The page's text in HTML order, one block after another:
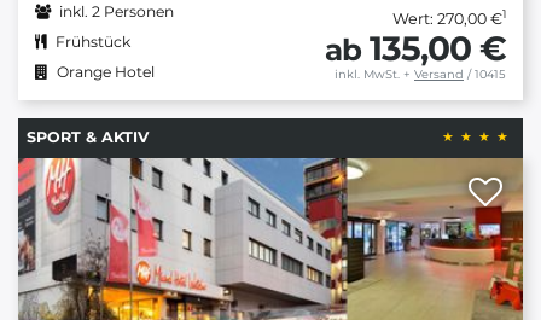
inkl. 2 Personen
Frühstück
Orange Hotel
Wert: 270,00 €1
ab 135,00 €
inkl. MwSt. + Versand / 10415
SPORT & AKTIV